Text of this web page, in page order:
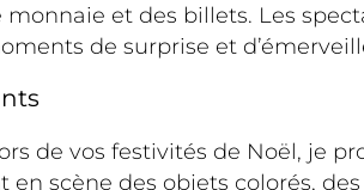
monnaie et des billets. Les
de surprise et
de vos festivités de Noël, je
en scène des objets colorés,